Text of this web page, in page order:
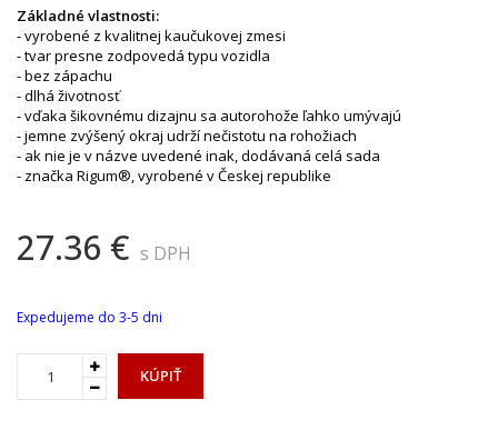
Základné vlastnosti:
- vyrobené z kvalitnej kaučukovej zmesi
- tvar presne zodpovedá typu vozidla
- bez zápachu
- dlhá životnosť
- vďaka šikovnému dizajnu sa autorohože ľahko umývajú
- jemne zvýšený okraj udrží nečistotu na rohožiach
- ak nie je v názve uvedené inak, dodávaná celá sada
- značka Rigum®, vyrobené v Českej republike
27.36 € s DPH
Expedujeme do 3-5 dni
KÚPIŤ